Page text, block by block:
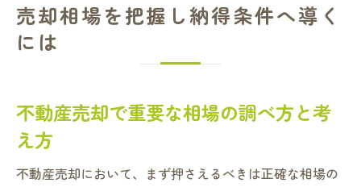
売却相場を把握し納得条件へ導く
には
不動産売却で重要な相場の調べ方と考
え方
不動産売却において、まず押さえるべきは正確な相場の